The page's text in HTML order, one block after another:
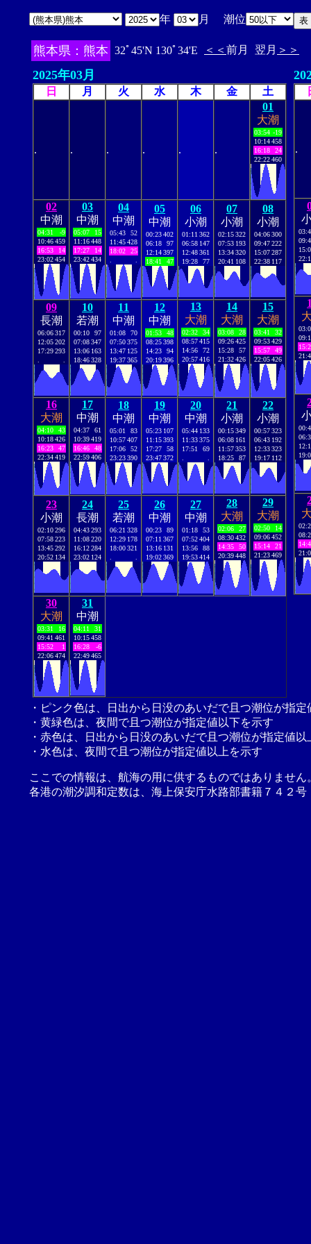
年 月 潮位
熊本県：熊本 32ﾟ45'N 130ﾟ34'E ＜＜ 前月 翌月 ＞＞
2025年03月
日 月 火 水 木 金 土
. . . . . .
01
大潮
03:54 -19
10:14458
16:18
24
22:22460
02
中潮
04:31
-9
10:46459
16:53
14
23:02454
03
中潮
05:07
15
11:16448
17:27
14
23:42434
04
中潮
05:43
52
11:45428
18:02
25
05
中潮
00:23402
06:18
97
12:14397
18:41
47
06
小潮
01:11 362
06:58 147
12:48361
19:28
77
07
小潮
02:15322
07:53 193
13:34320
20:41 108
08
小潮
04:06300
09:47222
15:07287
22:38 117
09
長潮
06:06317
12:05202
17:29293
10
若潮
00:10
97
07:08347
13:06 163
18:46328
11
中潮
01:08
70
07:50375
13:47 125
19:37365
12
中潮
01:53
48
08:25398
14:23
94
20:19396
13
大潮
02:32
34
08:57415
14:56
72
20:57416
14
大潮
03:08
28
09:26425
15:28
57
21:32426
15
大潮
03:41
32
09:53429
15:57
49
22:05426
16
大潮
04:10
43
10:18426
16:23
47
22:34419
17
中潮
04:37
61
10:39419
16:46
48
22:59406
18
中潮
05:01
83
10:57407
17:06
52
23:23390
19
中潮
05:23 107
11:15393
17:27
58
23:47372
20
中潮
05:44 133
11:33375
17:51
69
21
小潮
00:15349
06:08 161
11:57353
18:25
87
22
小潮
00:57323
06:43 192
12:33323
19:17 112
23
小潮
02:10296
07:58223
13:45292
20:52 134
24
長潮
04:43293
11:08220
16:12284
23:02 124
25
若潮
06:21 328
12:29 178
18:00321
26
中潮
00:23
89
07:11 367
13:16 131
19:02369
27
中潮
01:18
53
07:52404
13:56
88
19:53414
28
大潮
02:06
27
08:30432
14:35
50
20:39448
29
大潮
02:50
14
09:06452
15:14
21
21:23469
30
大潮
03:31
16
09:41 461
15:52
1
22:06474
31
中潮
04:11
31
10:15458
16:28
-6
22:49465
.
・ピンク色は、日出から日没のあいだで且つ潮位が指
・黄緑色は、夜間で且つ潮位が指定値以下を示す
・赤色は、日出から日没のあいだで且つ潮位が指定値以
・水色は、夜間で且つ潮位が指定値以上を示す
ここでの情報は、航海の用に供するものではありませ
各港の潮汐調和定数は、海上保安庁水路部書籍７４２